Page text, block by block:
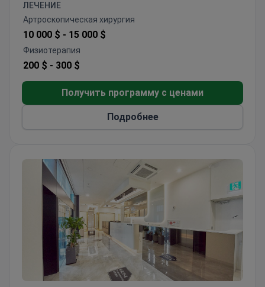
нейрохирургии и хирургии позвоночника
наряду с ортопедией
Наиболее популярна среди пациентов из
Европы, Азии и Северной Америки
ЛЕЧЕНИЕ
Артроскопическая хирургия
10 000 $ - 15 000 $
Физиотерапия
200 $ - 300 $
Получить программу с ценами
Подробнее